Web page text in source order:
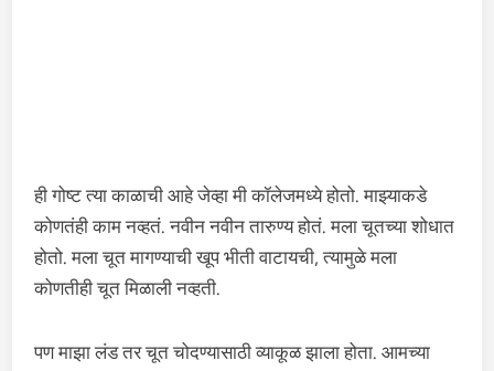
ही गोष्ट त्या काळाची आहे जेव्हा मी कॉलेजमध्ये होतो. माझ्याकडे
कोणतंही काम नव्हतं. नवीन नवीन तारुण्य होतं. मला चूतच्या शोधात
होतो. मला चूत मागण्याची खूप भीती वाटायची, त्यामुळे मला
कोणतीही चूत मिळाली नव्हती.
पण माझा लंड तर चूत चोदण्यासाठी व्याकूळ झाला होता. आमच्या